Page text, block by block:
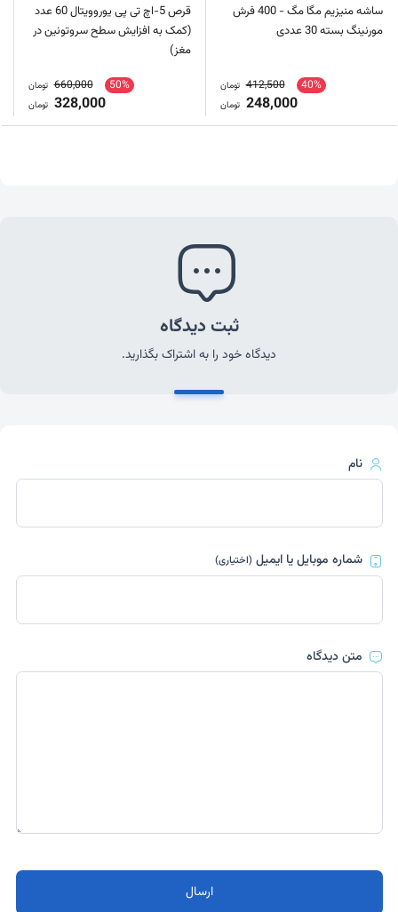
ساشه منیزیم مگا مگ - 400 فرش
مورنینگ بسته 30 عددی
40%
412,500 تومان
248,000 تومان
قرص 5-اچ تی پی یوروویتال 60 عدد
(کمک به افزایش سطح سروتونین در
مغز)
50%
660,000 تومان
328,000 تومان
ثبت دیدگاه
دیدگاه خود را به اشتراک بگذارید.
نام
شماره موبایل یا ایمیل(اختیاری)
متن دیدگاه
ارسال